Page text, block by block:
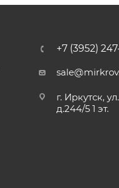
+7 (3952)
г. Иркутск,
д.244/5 1 эт.